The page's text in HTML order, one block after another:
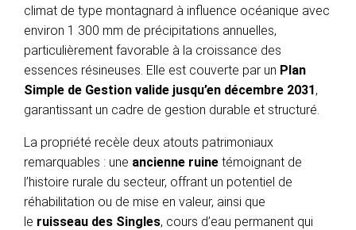
climat de type montagnard à influence océanique avec
environ 1 300 mm de précipitations annuelles,
particulièrement favorable à la croissance des
essences résineuses. Elle est couverte par un Plan
Simple de Gestion valide jusqu’en décembre 2031,
garantissant un cadre de gestion durable et structuré.
La propriété recèle deux atouts patrimoniaux
remarquables : une ancienne ruine témoignant de
l’histoire rurale du secteur, offrant un potentiel de
réhabilitation ou de mise en valeur, ainsi que
le ruisseau des Singles, cours d’eau permanent qui